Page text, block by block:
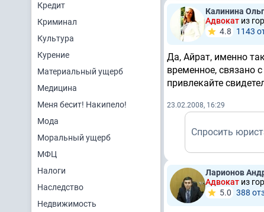
Кредит
Криминал
Культура
Курение
Материальный ущерб
Медицина
Меня бесит! Накипело!
Мода
Моральный ущерб
МФЦ
Налоги
Наследство
Недвижимость
Калинина
Адвокат из
4.8
1143
Да, Айрат, именно
временное, связано
привлекайте
23.02.2008, 16:29
Спросить
Ларионов
Адвокат из
5.0 388